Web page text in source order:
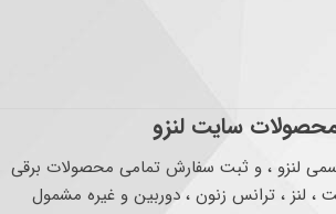
سایت لنزو
لنزو ، و ثبت سفارش تمامی محصولات برقی
، لنز ، ترانس زنون ، دوربین و غیره مشمول